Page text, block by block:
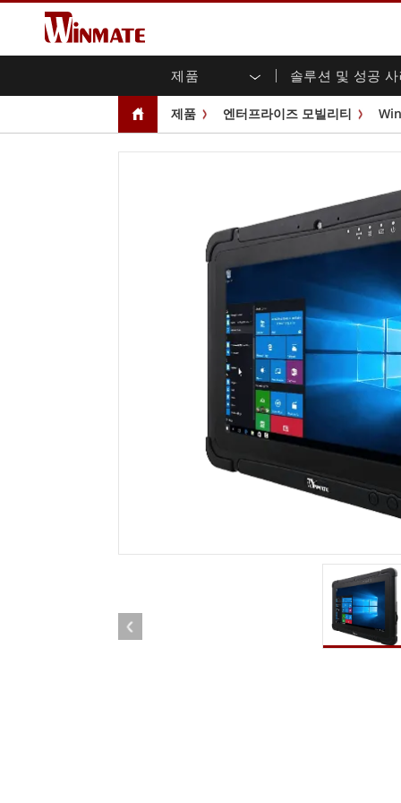
제품 솔루션 및 성공
엔터프라이즈 모빌리티
러기드 노트북
러기드 태블릿 컨트롤러
안드로이드 러기드 태블릿
울트라 러기드 태블릿
산업
멀티
오픈
패널
전면
PoE
스테
즈
차량 탑재형 컴퓨터
Windows 차량 탑재 컴퓨터
안드로이드 차량 탑재 컴퓨터
차량 탑재 컴퓨터용 태블릿
임베
박스
IoT
라디
견고한 로봇 컨트롤러
엣지 AI 모빌리티
석유
ATEX
ATEX
견고한 로봇 컨트롤러 솔루션
AI
농업
교통
지능
셀프 서비스 키오스크
정부
스마트 충전소
Winmate에 대하여 투자
보증
다운
마케팅 포털
파일
새로운 제품
뉴스
무역 박람회 이벤트
유튜
제품 엔터프라이즈 모빌리티